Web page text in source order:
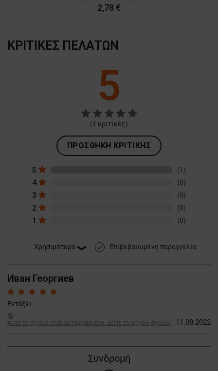
2,78 €
ΚΡΙΤΙΚΈΣ ΠΕΛΑΤΏΝ
5
(1 κριτικές)
ΠΡΟΣΘΉΚΗ ΚΡΙΤΙΚΉΣ
5 (1)
4 (0)
3 (0)
2 (0)
1 (0)
done Επιβεβαιωμένη παραγγελία
Иван Георгиев
Εντάξει
public
Αυτό το σχόλιο είναι μεταφρασμένο. Δείτε το αρχικό σχόλιο.
11.08.2022
Συνδρομή